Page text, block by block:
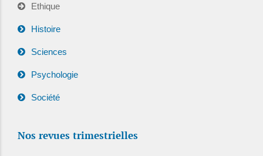
Ethique
Histoire
Sciences
Psychologie
Société
Nos revues trimestrielles